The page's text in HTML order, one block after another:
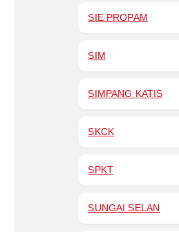
SIE PROPAM
SIM
SIMPANG KATIS
SKCK
SPKT
SUNGAI SELAN